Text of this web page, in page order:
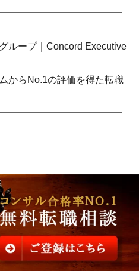
ループ｜Concord Executive
からNo.1の評価を得た転職